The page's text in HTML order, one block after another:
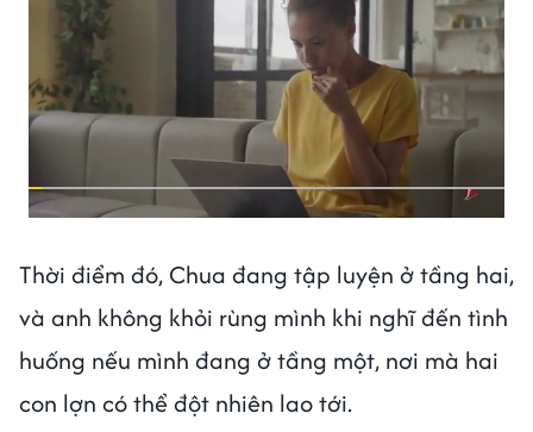
Thời điểm đó, Chua đang tập luyện ở tầng hai,
và anh không khỏi rùng mình khi nghĩ đến tình
huống nếu mình đang ở tầng một, nơi mà hai
con lợn có thể đột nhiên lao tới.